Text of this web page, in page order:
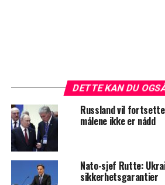
DETTE KAN DU
Russland vil
målene ikke er nådd
Nato-sjef Rutte:
sikkerhetsgarantier